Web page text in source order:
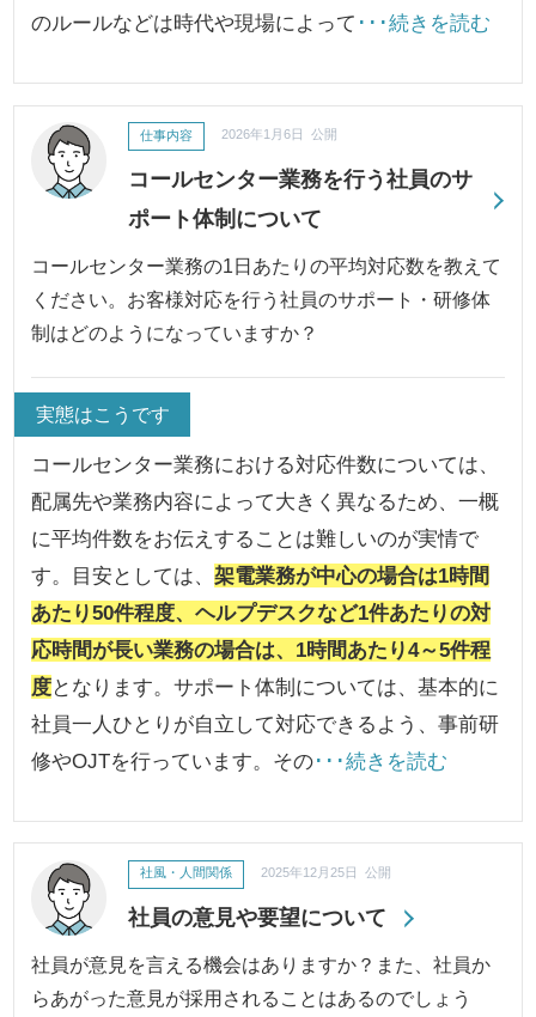
のルールなどは時代や現場によって ･･･続きを読む
コールセンター業務を行う社員のサ
ポート体制について
仕事内容 2026年1月6日 公開
コールセンター業務の1日あたりの平均対応数を教えて
ください。お客様対応を行う社員のサポート・研修体
制はどのようになっていますか？
実態はこうです
コールセンター業務における対応件数については、
配属先や業務内容によって大きく異なるため、一概
に平均件数をお伝えすることは難しいのが実情で
す。目安としては、架電業務が中心の場合は1時間
あたり50件程度、ヘルプデスクなど1件あたりの対
応時間が長い業務の場合は、1時間あたり4～5件程
度となります。サポート体制については、基本的に
社員一人ひとりが自立して対応できるよう、事前研
修やOJTを行っています。その･･･続きを読む
社員の意見や要望について
社風・人間関係 2025年12月25日 公開
社員が意見を言える機会はありますか？また、社員か
らあがった意見が採用されることはあるのでしょう